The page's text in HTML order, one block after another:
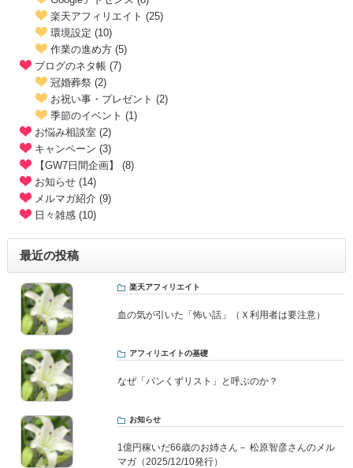
楽天アフィリエイト (25)
環境設定 (10)
作業の進め方 (5)
ブログのネタ帳 (7)
冠婚葬祭 (2)
お祝い事・プレゼント (2)
季節のイベント (1)
お悩み相談室 (2)
キャンペーン (3)
【GW7日間企画】 (8)
お知らせ (14)
メルマガ紹介 (9)
日々雑感 (10)
最近の投稿
楽天アフィリエイト
血の気が引いた「怖い話」（Ｘ利用者は要注意）
アフィリエイトの基礎
なぜ「パンくずリスト」と呼ぶのか？
お知らせ
1億円稼いだ66歳のお姉さん－ 松原智彦さんのメル
マガ（2025/12/10発行）